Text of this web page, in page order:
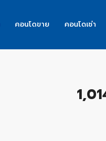
คอนโดขาย คอนโดเช่า